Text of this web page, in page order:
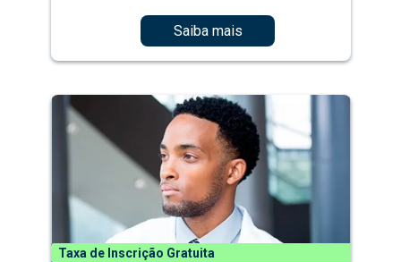
Saiba mais
Taxa de Inscrição Gratuita